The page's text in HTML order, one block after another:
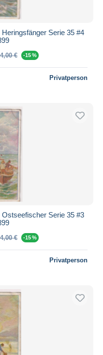
Serie 35 #4
4,00 € -15 %
Privatperson
Serie 35 #3
4,00 € -15 %
Privatperson